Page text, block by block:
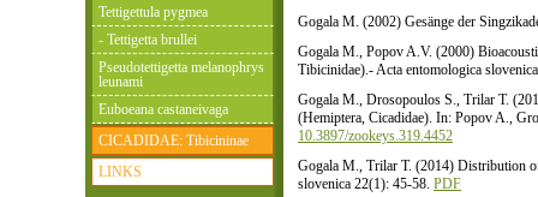
Gogala M. (2002) Gesänge der
Gogala M., Popov A.V. (2000)
Tibicinidae).- Acta entomologica
Gogala M., Drosopoulos S., Trilar T.
(Hemiptera, Cicadidae). In: Popov A.,
10.3897/zookeys.319.4452
Gogala M., Trilar T. (2014) Distribution
slovenica 22(1): 45-58. PDF
Tettigettula pygmea
- Tettigetta brullei
Pseudotettigetta melanophrys
leunami
Euboeana castaneivaga
CICADIDAE: Tibicininae
LINKS